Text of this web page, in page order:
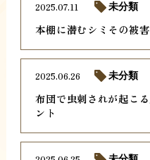
本棚に潜むシミその被
2025.07.11 未分類
布団で虫刺されが起こ
ント
2025.06.26 未分類